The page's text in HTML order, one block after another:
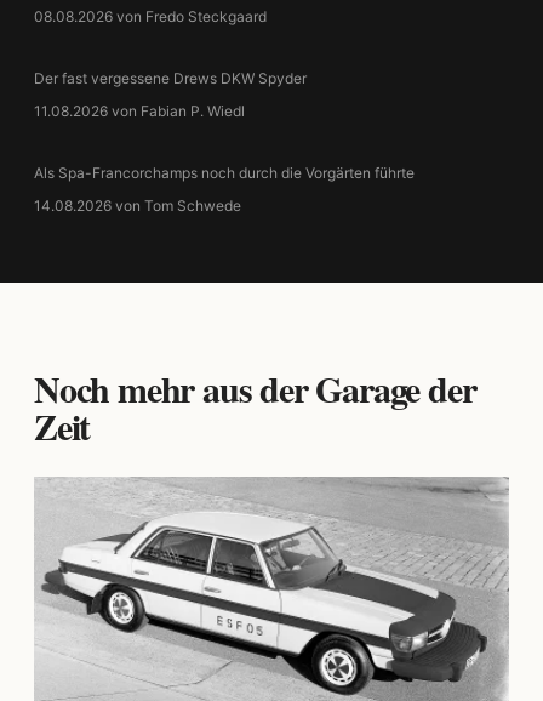
08.08.2026 von Fredo Steckgaard
Der fast vergessene Drews DKW Spyder
11.08.2026 von Fabian P. Wiedl
Als Spa-Francorchamps noch durch die Vorgärten führte
14.08.2026 von Tom Schwede
Noch mehr aus der Garage der
Zeit